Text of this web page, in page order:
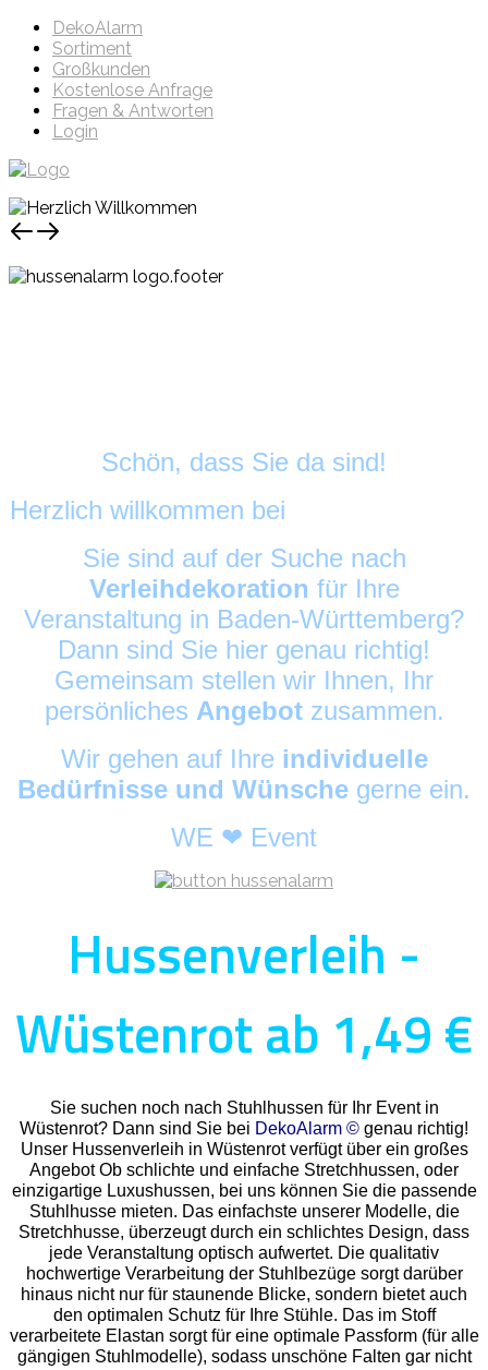
DekoAlarm
Sortiment
Großkunden
Kostenlose Anfrage
Fragen & Antworten
Login
Schön, dass Sie da sind!
Herzlich willkommen bei
Sie sind auf der Suche nach
Verleihdekoration für Ihre
Veranstaltung in Baden-Württemberg?
Dann sind Sie hier genau richtig!
Gemeinsam stellen wir Ihnen, Ihr
persönliches Angebot zusammen.
Wir gehen auf Ihre individuelle
Bedürfnisse und Wünsche gerne ein.
WE ❤ Event
Hussenverleih -
Wüstenrot ab 1,49 €
Sie suchen noch nach Stuhlhussen für Ihr Event in
Wüstenrot? Dann sind Sie bei DekoAlarm © genau richtig!
Unser Hussenverleih in Wüstenrot verfügt über ein großes
Angebot Ob schlichte und einfache Stretchhussen, oder
einzigartige Luxushussen, bei uns können Sie die passende
Stuhlhusse mieten. Das einfachste unserer Modelle, die
Stretchhusse, überzeugt durch ein schlichtes Design, dass
jede Veranstaltung optisch aufwertet. Die qualitativ
hochwertige Verarbeitung der Stuhlbezüge sorgt darüber
hinaus nicht nur für staunende Blicke, sondern bietet auch
den optimalen Schutz für Ihre Stühle. Das im Stoff
verarbeitete Elastan sorgt für eine optimale Passform (für alle
gängigen Stuhlmodelle), sodass unschöne Falten gar nicht